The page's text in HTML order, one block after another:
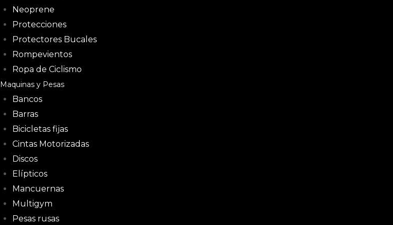
Neoprene
Protecciones
Protectores Bucales
Rompevientos
Ropa de Ciclismo
Maquinas y Pesas
Bancos
Barras
Bicicletas fijas
Cintas Motorizadas
Discos
Elípticos
Mancuernas
Multigym
Pesas rusas